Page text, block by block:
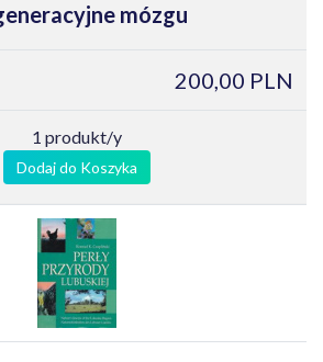
mózgu
200,00 PLN
1 produkt/y
Dodaj do Koszyka